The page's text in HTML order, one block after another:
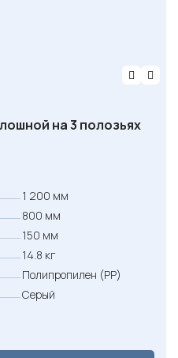
на 3 полозьях
1 200 мм
800 мм
150 мм
14.8 кг
Полипропилен (PP)
Серый